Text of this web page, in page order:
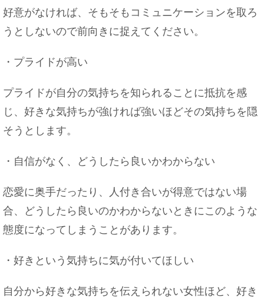
好意がなければ、そもそもコミュニケーションを取ろ
うとしないので前向きに捉えてください。
・プライドが高い
プライドが自分の気持ちを知られることに抵抗を感
じ、好きな気持ちが強ければ強いほどその気持ちを隠
そうとします。
・自信がなく、どうしたら良いかわからない
恋愛に奥手だったり、人付き合いが得意ではない場
合、どうしたら良いのかわからないときにこのような
態度になってしまうことがあります。
・好きという気持ちに気が付いてほしい
自分から好きな気持ちを伝えられない女性ほど、好き